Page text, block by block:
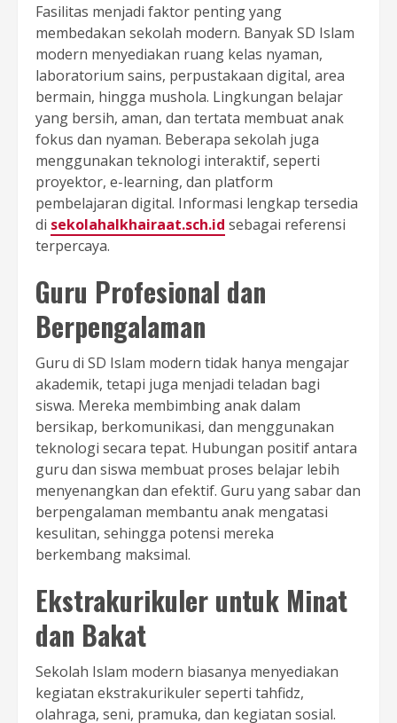
Fasilitas menjadi faktor penting yang
membedakan sekolah modern. Banyak SD Islam
modern menyediakan ruang kelas nyaman,
laboratorium sains, perpustakaan digital, area
bermain, hingga mushola. Lingkungan belajar
yang bersih, aman, dan tertata membuat anak
fokus dan nyaman. Beberapa sekolah juga
menggunakan teknologi interaktif, seperti
proyektor, e-learning, dan platform
pembelajaran digital. Informasi lengkap tersedia
di sekolahalkhairaat.sch.id sebagai referensi
terpercaya.
Guru Profesional dan
Berpengalaman
Guru di SD Islam modern tidak hanya mengajar
akademik, tetapi juga menjadi teladan bagi
siswa. Mereka membimbing anak dalam
bersikap, berkomunikasi, dan menggunakan
teknologi secara tepat. Hubungan positif antara
guru dan siswa membuat proses belajar lebih
menyenangkan dan efektif. Guru yang sabar dan
berpengalaman membantu anak mengatasi
kesulitan, sehingga potensi mereka
berkembang maksimal.
Ekstrakurikuler untuk Minat
dan Bakat
Sekolah Islam modern biasanya menyediakan
kegiatan ekstrakurikuler seperti tahfidz,
olahraga, seni, pramuka, dan kegiatan sosial.